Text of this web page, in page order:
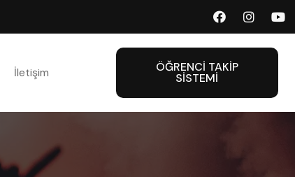
İletişim ÖĞRENCI TAKIP
SISTEMI